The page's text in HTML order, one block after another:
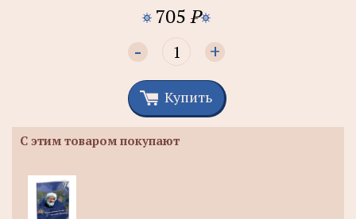
705 P
- +
Купить
С этим товаром покупают